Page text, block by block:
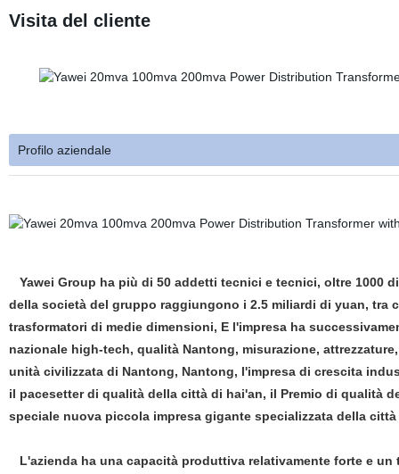
Visita del cliente
Profilo aziendale
Yawei Group ha più di 50 addetti tecnici e tecnici, oltre 1000
della società del gruppo raggiungono i 2.5 miliardi di yuan, tra
trasformatori di medie dimensioni, E l'impresa ha
nazionale high-tech, qualità Nantong, misurazione,
unità civilizzata di Nantong, Nantong, l'impresa di crescita
il pacesetter di qualità della città di hai'an, il Premio di qualità
speciale nuova piccola impresa gigante specializzata della
L'azienda ha una capacità produttiva relativamente forte e